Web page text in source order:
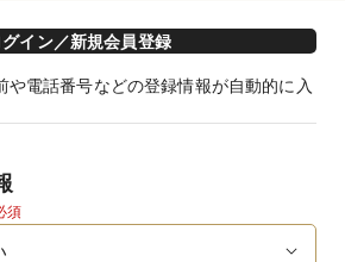
グイン／新規会員登録
や電話番号などの登録情報が自動的に入
須